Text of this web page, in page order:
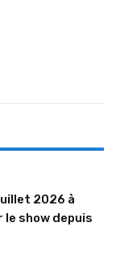
2026 à
le show depuis